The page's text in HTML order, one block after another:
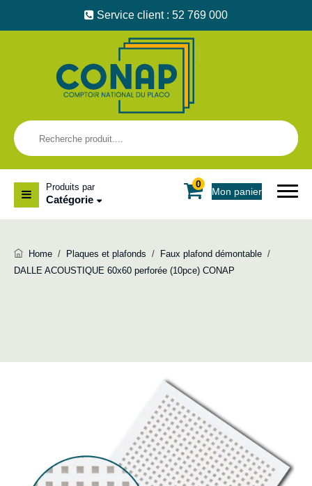
Service client : 52 769 000
0
Mon panier
Produits par
Catégorie
Home / Plaques et plafonds / Faux plafond démontable /
DALLE ACOUSTIQUE 60x60 perforée (10pce) CONAP